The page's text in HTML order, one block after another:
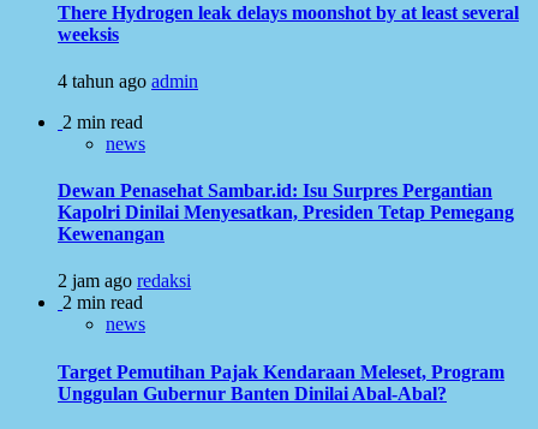
There Hydrogen leak delays moonshot by at least several
weeksis
4 tahun ago admin
2 min read
news
Dewan Penasehat Sambar.id: Isu Surpres Pergantian
Kapolri Dinilai Menyesatkan, Presiden Tetap Pemegang
Kewenangan
2 jam ago redaksi
2 min read
news
Target Pemutihan Pajak Kendaraan Meleset, Program
Unggulan Gubernur Banten Dinilai Abal-Abal?